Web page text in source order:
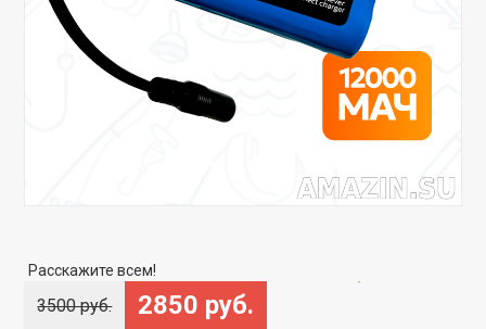
Расскажите всем!
3500 руб. 2850 руб.